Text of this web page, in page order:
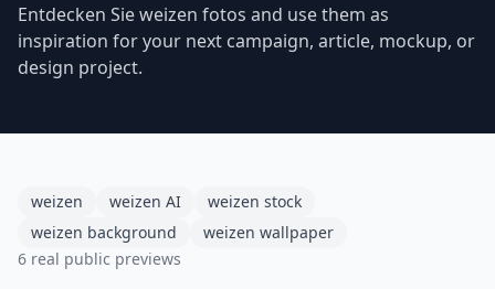
Entdecken Sie weizen fotos and use them as
inspiration for your next campaign, article, mockup, or
design project.
weizen weizen AI
weizen stock
weizen background
weizen wallpaper
6 real public previews